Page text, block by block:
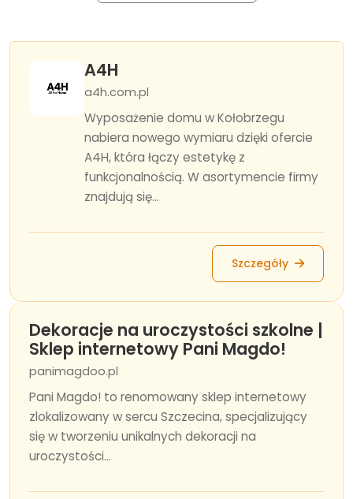
A4H
a4h.com.pl
Wyposażenie domu w Kołobrzegu
nabiera nowego wymiaru dzięki ofercie
A4H, która łączy estetykę z
funkcjonalnością. W asortymencie firmy
znajdują się...
Szczegóły
Dekoracje na uroczystości szkolne |
Sklep internetowy Pani Magdo!
panimagdoo.pl
Pani Magdo! to renomowany sklep internetowy
zlokalizowany w sercu Szczecina, specjalizujący
się w tworzeniu unikalnych dekoracji na
uroczystości...